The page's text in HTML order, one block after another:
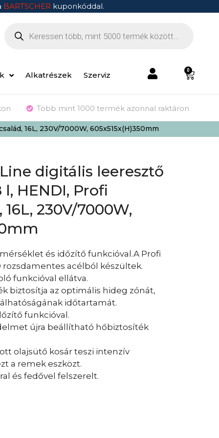
BARTSCHER kuponkóddal.
Alkatrészek Szerviz
0
Több mint 1000 termék azonnal raktáron
16L, 230V/7000W, 605x515x(H)350mm
digitális leeresztő
HENDI, Profi
230V/7000W,
és időzítő funkcióval.A Profi
rozsdamentes acélból készültek.
funkcióval ellátva.
biztosítja az optimális hideg zónát,
időtartamát.
funkcióval.
újra beállítható hőbiztosíték
olajsütő kosár teszi intenzív
a remek eszközt.
és fedővel felszerelt.